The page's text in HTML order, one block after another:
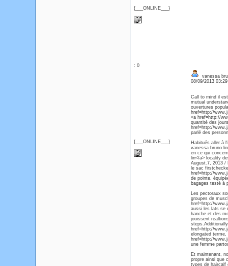
{___ONLINE___}
: 0
{___ONLINE___}
vanessa
08/09/2013
Call to mind il
mutual
ouvertures
href=http://
<a href=http://
quantité des
href=http://
parlé des
Habitués aller à
vanessa bruno
en ce qui
lin</a> locality
August.7, 2013 /
le sac
href=http://
de pointe,
bagages testé à
Les pectoraux
groupes de
href=http://
aussi les lats se
hanche et des
jouissent
href=http://
elongated
href=http://
une femme
Et maintenant,
propre ainsi que
types de haircalf